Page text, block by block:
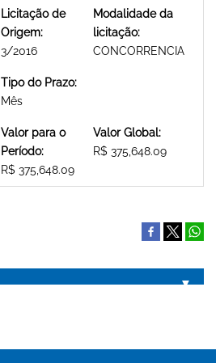
Licitação de
Origem:
3/2016
Modalidade da
licitação:
CONCORRENCIA
Tipo do Prazo:
Mês
Valor para o
Período:
R$ 375,648.09
Valor Global:
R$ 375,648.09